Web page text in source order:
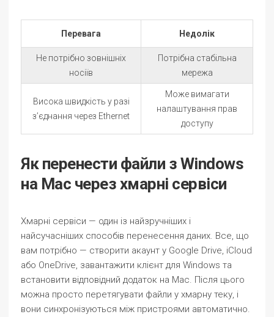
Перевага Недолік
Не потрібно зовнішніх
носіїв
Потрібна стабільна
мережа
Висока швидкість у разі
з’єднання через Ethernet
Може вимагати
налаштування прав
доступу
Як перенести файли з Windows
на Mac через хмарні сервіси
Хмарні сервіси — один із найзручніших і
найсучасніших способів перенесення даних. Все, що
вам потрібно — створити акаунт у Google Drive, iCloud
або OneDrive, завантажити клієнт для Windows та
встановити відповідний додаток на Mac. Після цього
можна просто перетягувати файли у хмарну теку, і
вони синхронізуються між пристроями автоматично.